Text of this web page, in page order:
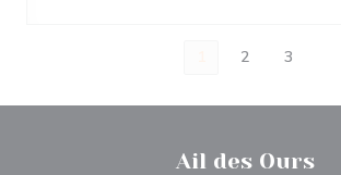
2 3
Ail des Ours